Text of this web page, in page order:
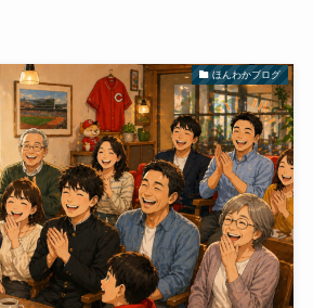
ほんわかブログ